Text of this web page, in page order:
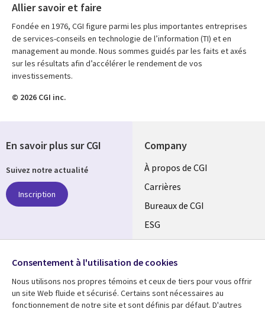
Allier savoir et faire
Fondée en 1976, CGI figure parmi les plus importantes entreprises
de services-conseils en technologie de l’information (TI) et en
management au monde. Nous sommes guidés par les faits et axés
sur les résultats afin d’accélérer le rendement de vos
investissements.
© 2026 CGI inc.
Company
Useful
links
CANADA
FR
À propos de CGI
Carrières
Bureaux de CGI
ESG
Alliances
En savoir plus sur CGI
Suivez notre actualité
Inscription
Media
CANADA
Consentement à l'utilisation de cookies
Nous utilisons nos propres témoins et ceux de tiers pour vous offrir
un site Web fluide et sécurisé. Certains sont nécessaires au
fonctionnement de notre site et sont définis par défaut. D'autres